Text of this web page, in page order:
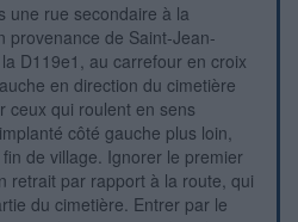
une rue secondaire à la
provenance de Saint-Jean-
D119e1, au carrefour en croix
en direction du cimetière
ceux qui roulent en sens
côté gauche plus loin,
de village. Ignorer le premier
retrait par rapport à la route, qui
du cimetière. Entrer par le